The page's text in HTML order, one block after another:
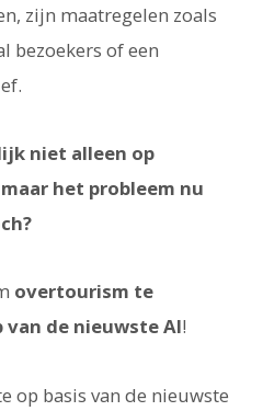
zijn maatregelen zoals
bezoekers of een
niet alleen op
het probleem nu
overtourism te
de nieuwste AI!
op basis van de nieuwste